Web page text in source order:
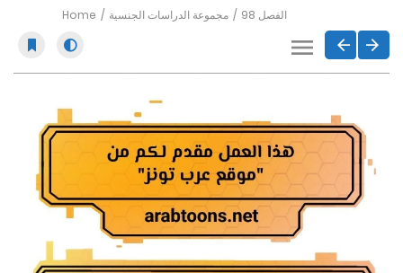
Home مجموعة الدراسات الجنسية 98 الفصل